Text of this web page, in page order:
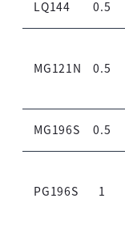
LQ144 0.5
MG121N 0.5
MG196S 0.5
PG196S 1